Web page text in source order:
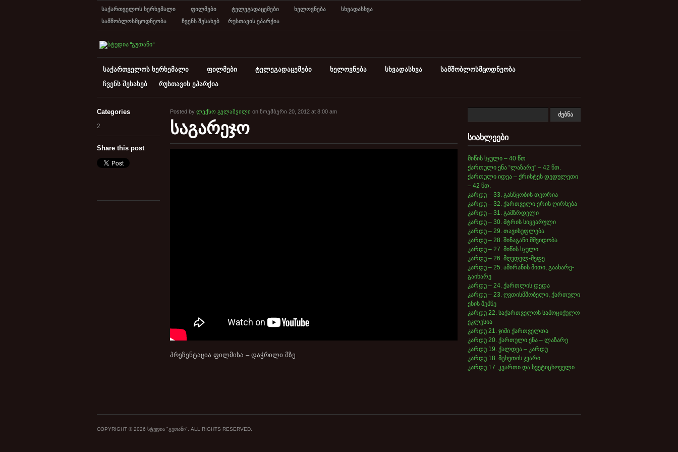
საქართველოს ხერხემალი ფილმები ტელეგადაცემები ხელოვნება
სხვადასხვა
სამშობლოსმცოდნეობა
ჩვენს შესახებ რუსთავის ეპარქია
საქართველოს ხერხემალი ფილმები ტელეგადაცემები ხელოვნება სხვადასხვა
სამშობლოსმცოდნეობა
ჩვენს შესახებ
რუსთავის ეპარქია
Categories
2
Share this post
Posted by ლექსო გელაშვილი on ნოემბერი 20, 2012 at 8:00 am
საგარეჯო
პრეზენტაცია ფილმისა – დაჭრილი მზე
სიახლეები
მიწის სჯული – 40 წთ
ქართული ენა “ლაზარე” – 42 წთ.
ქართული იდეა – ქრისტეს დედულეთი
– 42 წთ.
კარდუ – 33. განწყობის თეორია
კარდუ – 32. ქართველი ერის ღირსება
კარდუ – 31. გამზრდელი
კარდუ – 30. მტრის სიყვარული
კარდუ – 29. თავისუფლება
კარდუ – 28. შინაგანი მშვიდობა
კარდუ – 27. მიწის სჯული
კარდუ – 26. მღვდელ-მეფე
კარდუ – 25. ამირანის მითი, გაახარე-
გაიხარე
კარდუ – 24. ქართლის დედა
კარდუ – 23. ღვთისმშობელი, ქართული
ენის შემწე
კარდუ 22. საქართველოს სამოციქულო
ეკლესია
კარდუ 21. ჯიში ქართველთა
კარდუ 20. ქართული ენა – ლაზარე
კარდუ 19. ქალდეა – კარდუ
კარდუ 18. მცხეთის ჯვარი
კარდუ 17. კვართი და სვეტიცხოველი
COPYRIGHT © 2026 ᲡᲢᲣᲓᲘᲐ "ᲒᲣᲗᲐᲜᲘ". ALL RIGHTS RESERVED.